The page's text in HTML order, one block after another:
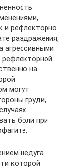
и рефлекторно
раздражения,
агрессивными
на
могут
груди,
боли при
недуга
которой